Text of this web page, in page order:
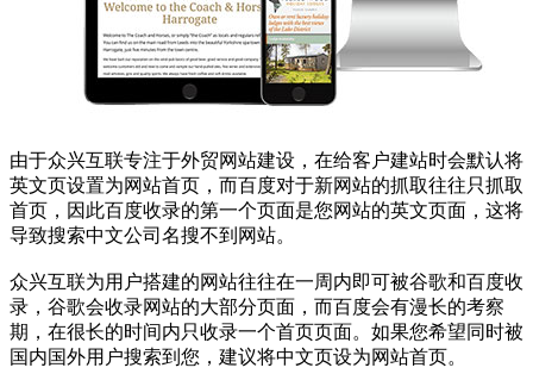
由于众兴互联专注于外贸网站建设，在给客户建站时会默认将
英文页设置为网站首页，而百度对于新网站的抓取往往只抓取
首页，因此百度收录的第一个页面是您网站的英文页面，这将
导致搜索中文公司名搜不到网站。
众兴互联为用户搭建的网站往往在一周内即可被谷歌和百度收
录，谷歌会收录网站的大部分页面，而百度会有漫长的考察
期，在很长的时间内只收录一个首页页面。如果您希望同时被
国内国外用户搜索到您，建议将中文页设为网站首页。